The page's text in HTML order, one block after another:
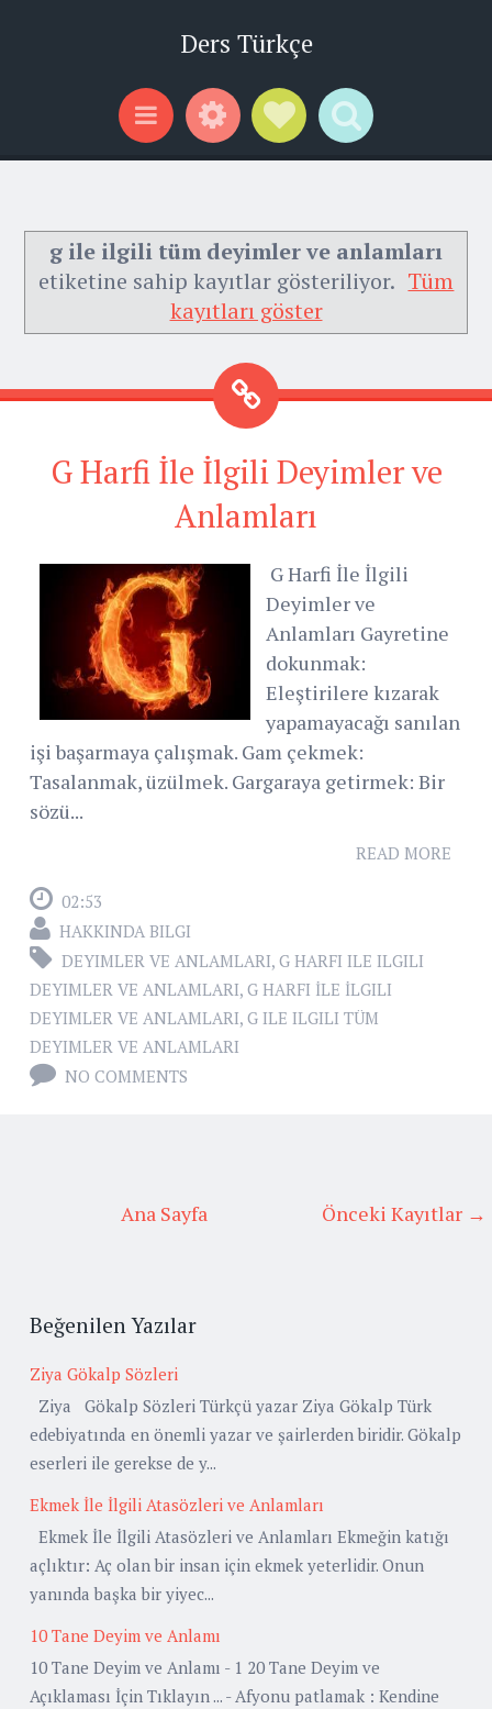
Ders Türkçe
Menu WidgetsSocial Links
Search
g ile ilgili tüm deyimler ve anlamları
etiketine sahip kayıtlar gösteriliyor. Tüm
kayıtları göster
G Harfi İle İlgili Deyimler ve
Anlamları
G Harfi İle İlgili
Deyimler ve
Anlamları Gayretine
dokunmak:
Eleştirilere kızarak
yapamayacağı sanılan
işi başarmaya çalışmak. Gam çekmek:
Tasalanmak, üzülmek. Gargaraya getirmek: Bir
sözü...
READ MORE
02:53
HAKKINDA BILGI
DEYIMLER VE ANLAMLARI, G HARFI ILE ILGILI
DEYIMLER VE ANLAMLARI, G HARFI İLE İLGILI
DEYIMLER VE ANLAMLARI, G ILE ILGILI TÜM
DEYIMLER VE ANLAMLARI
NO COMMENTS
Önceki Kayıtlar →
Ana Sayfa
Beğenilen Yazılar
Ziya Gökalp Sözleri
Ziya Gökalp Sözleri Türkçü yazar Ziya Gökalp Türk
edebiyatında en önemli yazar ve şairlerden biridir. Gökalp
eserleri ile gerekse de y...
Ekmek İle İlgili Atasözleri ve Anlamları
Ekmek İle İlgili Atasözleri ve Anlamları Ekmeğin katığı
açlıktır: Aç olan bir insan için ekmek yeterlidir. Onun
yanında başka bir yiyec...
10 Tane Deyim ve Anlamı
10 Tane Deyim ve Anlamı - 1 20 Tane Deyim ve
Açıklaması İçin Tıklayın ... - Afyonu patlamak : Kendine